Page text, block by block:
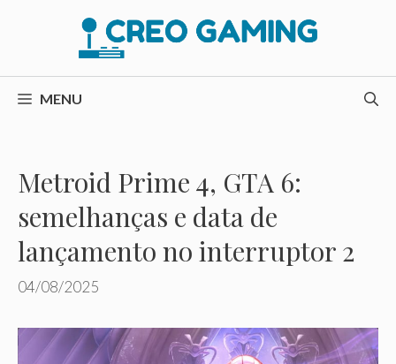
conteúdo
MENU
Metroid Prime 4, GTA 6:
semelhanças e data de
lançamento no interruptor 2
04/08/2025